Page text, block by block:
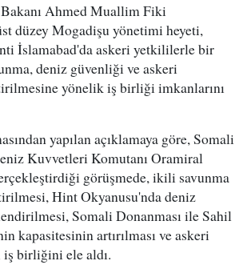
Ahmed Muallim Fiki
düzey Mogadişu yönetimi heyeti,
İslamabad'da askeri yetkililerle bir
deniz güvenliği ve askeri
yönelik iş birliği imkanlarını
yapılan açıklamaya göre, Somali
Kuvvetleri Komutanı Oramiral
görüşmede, ikili savunma
Hint Okyanusu'nda deniz
Somali Donanması ile Sahil
kapasitesinin artırılması ve askeri
birliğini ele aldı.